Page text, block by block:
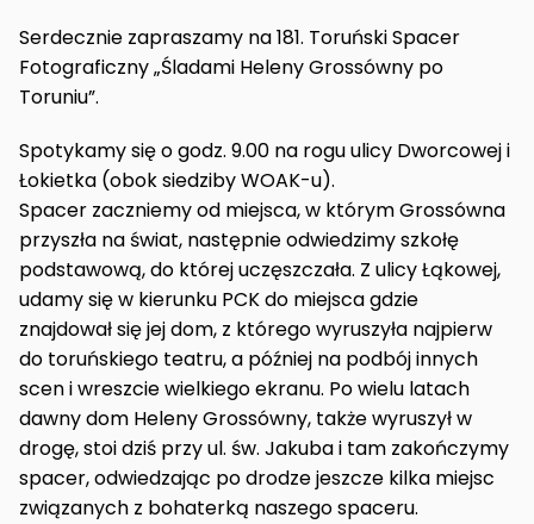
Serdecznie zapraszamy na 181. Toruński Spacer
Fotograficzny „Śladami Heleny Grossówny po
Toruniu”.
Spotykamy się o godz. 9.00 na rogu ulicy Dworcowej i
Łokietka (obok siedziby WOAK-u).
Spacer zaczniemy od miejsca, w którym Grossówna
przyszła na świat, następnie odwiedzimy szkołę
podstawową, do której uczęszczała. Z ulicy Łąkowej,
udamy się w kierunku PCK do miejsca gdzie
znajdował się jej dom, z którego wyruszyła najpierw
do toruńskiego teatru, a później na podbój innych
scen i wreszcie wielkiego ekranu. Po wielu latach
dawny dom Heleny Grossówny, także wyruszył w
drogę, stoi dziś przy ul. św. Jakuba i tam zakończymy
spacer, odwiedzając po drodze jeszcze kilka miejsc
związanych z bohaterką naszego spaceru.